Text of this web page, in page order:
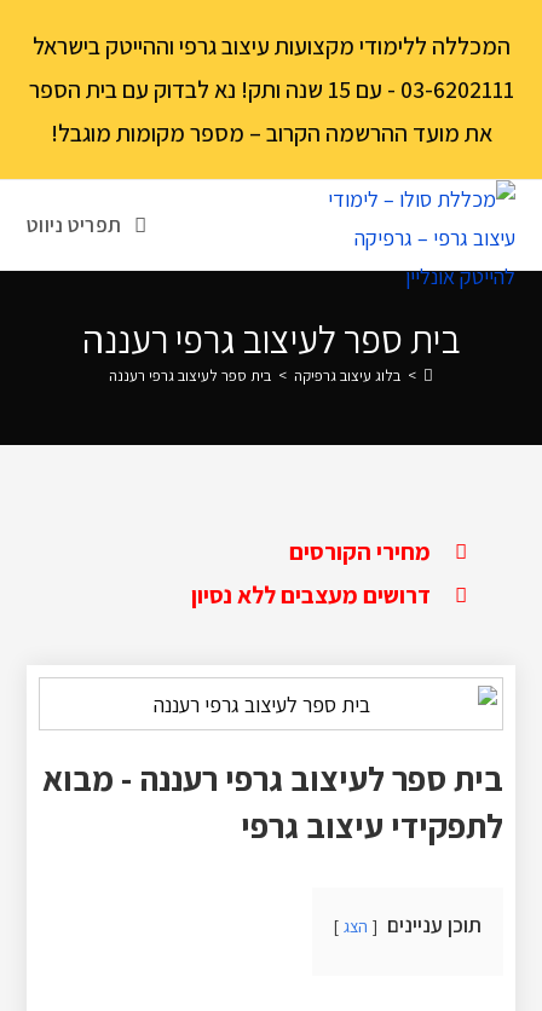
המכללה ללימודי מקצועות עיצוב גרפי וההייטק בישראל
03-6202111 - עם 15 שנה ותק! נא לבדוק עם בית הספר
את מועד ההרשמה הקרוב – מספר מקומות מוגבל!
תפריט ניווט
בית ספר לעיצוב גרפי רעננה‏
> בלוג עיצוב גרפיקה > בית ספר לעיצוב גרפי רעננה‏
מחירי הקורסים
דרושים מעצבים ללא נסיון
בית ספר לעיצוב גרפי רעננה ‏- מבוא
לתפקידי עיצוב גרפי
תוכן עניינים הצג